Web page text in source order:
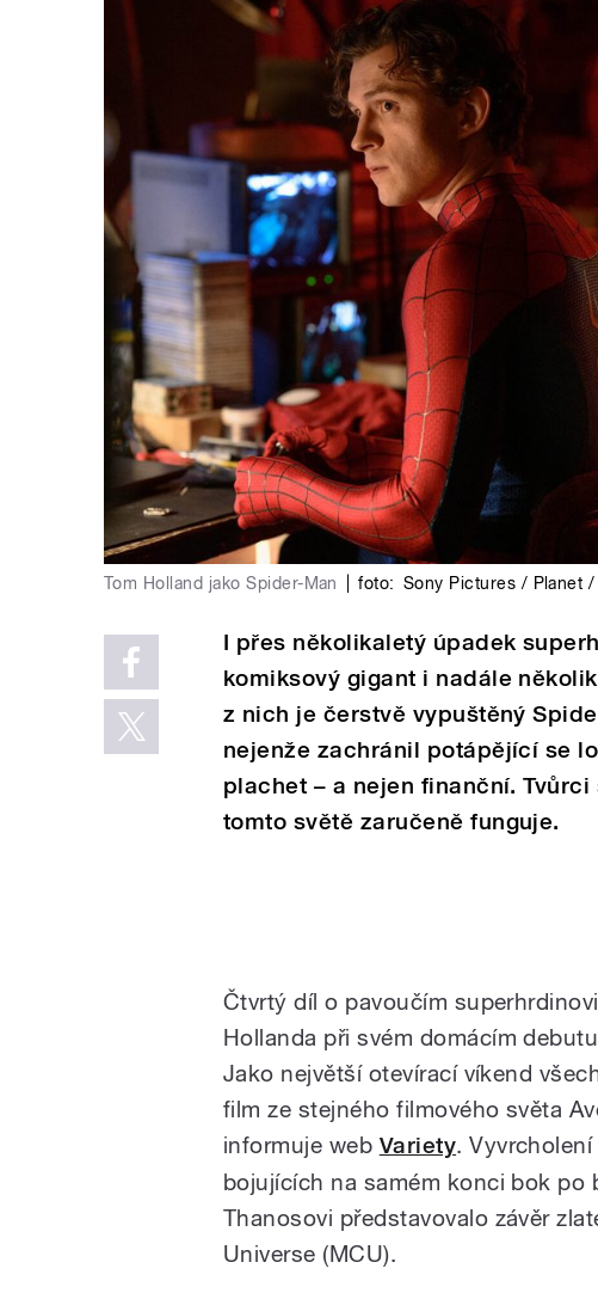
Tom Holland jako Spider-Man foto: Sony Pictures / Planet /
I přes několikaletý úpadek
komiksový gigant i nadále
z nich je čerstvě vypuštěný
nejenže zachránil potápějící se
plachet – a nejen finanční.
tomto světě zaručeně funguje.
Čtvrtý díl o pavoučím
Hollanda při svém domácím
Jako největší otevírací víkend
film ze stejného filmového světa
informuje web Variety.
bojujících na samém konci bok po
Thanosovi představovalo závěr
Universe (MCU).